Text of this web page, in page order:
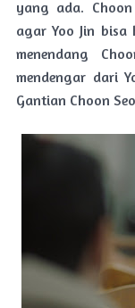
yang ada.
agar Yoo Jin
menendang
mendengar dari
Gantian Choon